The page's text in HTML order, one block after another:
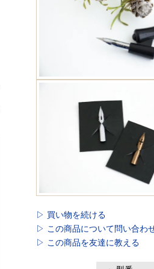
▷ 買い物を続ける
▷ この商品について問い合わ
▷ この商品を友達に教える